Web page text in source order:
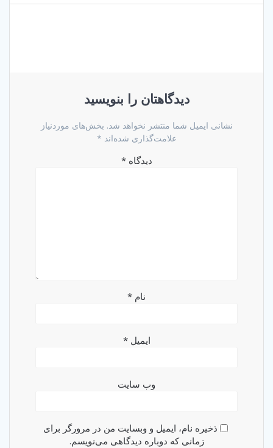
دیدگاهتان را بنویسید
نشانی ایمیل شما منتشر نخواهد شد. بخش‌های موردنیاز
علامت‌گذاری شده‌اند *
دیدگاه*
نام *
ایمیل*
وب‌ سایت
ذخیره نام، ایمیل و وبسایت من در مرورگر برای
زمانی که دوباره دیدگاهی می‌نویسم.